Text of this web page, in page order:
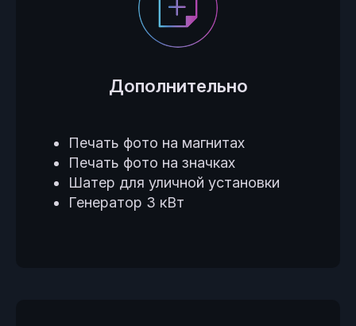
Дополнительно
Печать фото на магнитах
Печать фото на значках
Шатер для уличной установки
Генератор 3 кВт